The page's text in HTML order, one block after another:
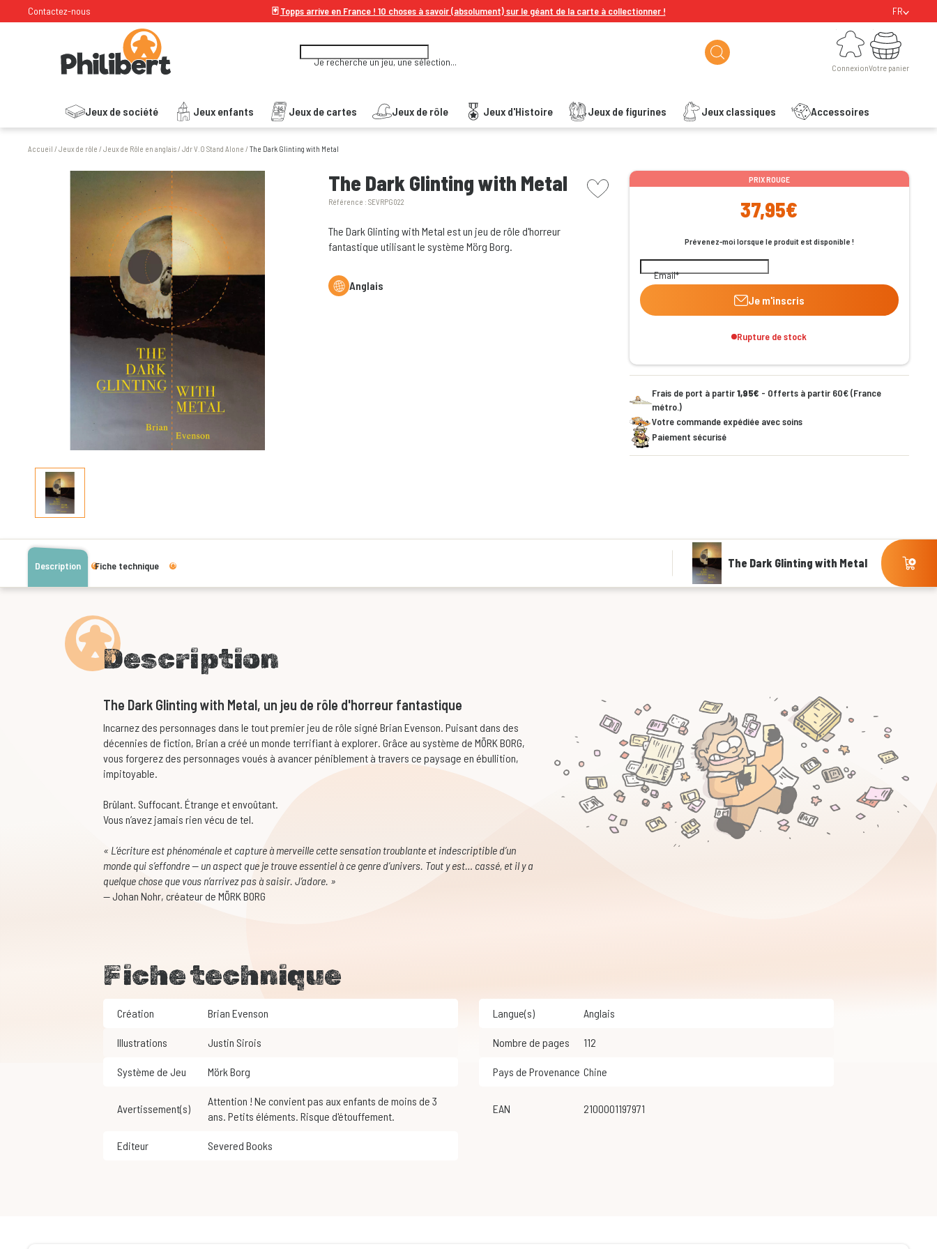
Contactez-nous 🃏Topps arrive en France ! 10 choses à savoir (absolument) sur le géant de la carte à collectionner ! FR
Je recherche un jeu, une sélection...
Connexion
Connexion
Jeux de société Jeux enfants Jeux de cartes Jeux de rôle Jeux d'Histoire Jeux de figurines Jeux classiques Accessoires
Votre panier
Votre panier
Accueil /Jeux de rôle /Jeux de Rôle en anglais/Jdr V.O Stand Alone /The Dark Glinting with Metal
The Dark Glinting with Metal
Référence :SEVRPG022
picto wishlist
The Dark Glinting with Metal est un jeu de rôle d'horreur
fantastique utilisant le système Mörg Borg.
Anglais
PRIX ROUGE
37,95€
Prévenez-moi lorsque le produit est disponible !
Email
Je m'inscris
Rupture de stock
Frais de port à partir1,95€ - Offerts à partir 60€ (France
métro.)
Votre commande expédiée avec soins
Paiement sécurisé
Description Fiche technique The Dark Glinting with Metal
Description
The Dark Glinting with Metal, un jeu de rôle d'horreur fantastique
Incarnez des personnages dans le tout premier jeu de rôle signé Brian Evenson. Puisant dans des
décennies de fiction, Brian a créé un monde terrifiant à explorer. Grâce au système de MÖRK BORG,
vous forgerez des personnages voués à avancer péniblement à travers ce paysage en ébullition,
impitoyable.
Brûlant. Suffocant. Étrange et envoûtant.
Vous n’avez jamais rien vécu de tel.
« L’écriture est phénoménale et capture à merveille cette sensation troublante et indescriptible d’un
monde qui s’effondre — un aspect que je trouve essentiel à ce genre d’univers. Tout y est… cassé, et il y a
quelque chose que vous n’arrivez pas à saisir. J’adore. »
— Johan Nohr, créateur de MÖRK BORG
Fiche technique
Création Brian Evenson Langue(s) Anglais
Illustrations Justin Sirois Nombre de pages 112
Système de Jeu Mörk Borg Pays de Provenance Chine
Avertissement(s)
Attention ! Ne convient pas aux enfants de moins de 3
ans. Petits éléments. Risque d'étouffement.
EAN 2100001197971
Editeur Severed Books